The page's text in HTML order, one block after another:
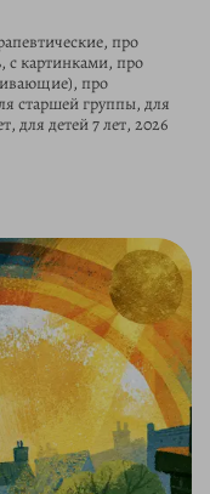
про
картинками, про
про
старшей группы, для
для детей 7 лет, 2026